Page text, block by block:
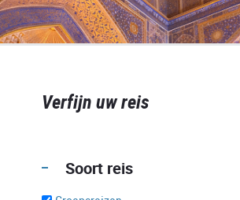
Verfijn uw reis
Soort reis